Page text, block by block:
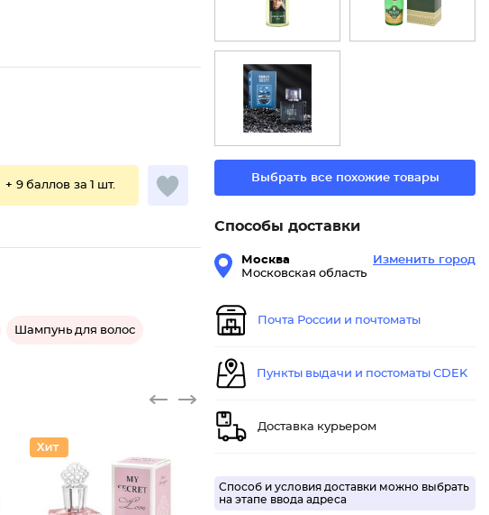
+ 9 баллов за 1 шт.
Шампунь для волос
Выбрать все похожие товары
Способы доставки
Москва
Московская область
Изменить город
Почта России и почтоматы
Пункты выдачи и постоматы CDEK
Доставка курьером
Способ и условия доставки можно выбрать
на этапе ввода адреса